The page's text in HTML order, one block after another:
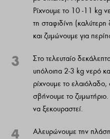
Ρίχνουμε το 10 -11 kg
τη σταφιδίνη
και ζυμώνουμε για
3
Στο τελευταίο
υπόλοιπα 2-3 kg νερό
ρίχνουμε το ελαιόλαδο,
σβήνουμε το
να ξεκουραστεί.
4 Αλευρώνουμε την